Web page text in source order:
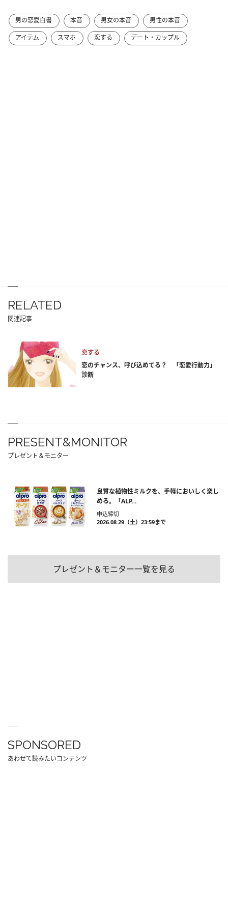
男の恋愛白書 本音 男女の本音
男性の本音
アイテム
スマホ 恋する デート・カップル
RELATED
関連記事
恋する
恋のチャンス、呼び込めてる？ 「恋愛行動力」
診断
PRESENT&MONITOR
プレゼント＆モニター
良質な植物性ミルクを、手軽においしく楽し
める。「ALP...
申込締切
2026.08.29（土）23:59まで
プレゼント＆モニター一覧を見る
SPONSORED
あわせて読みたいコンテンツ